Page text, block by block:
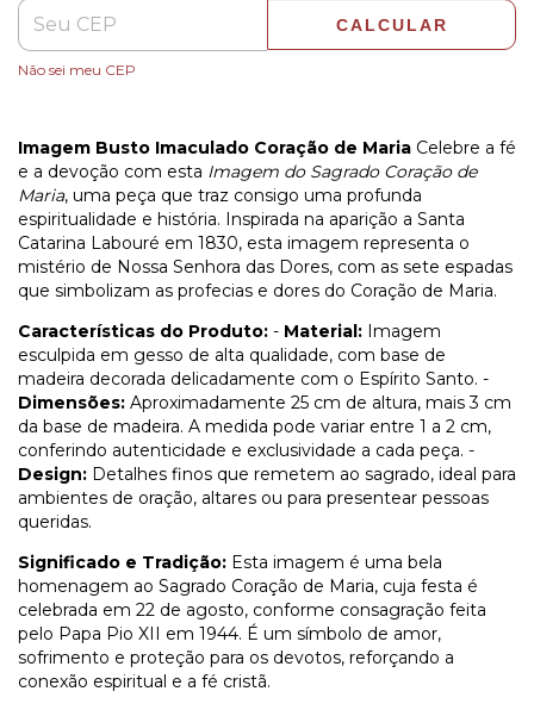
CALCULAR
Não sei meu CEP
Imagem Busto Imaculado Coração de Maria Celebre a fé
e a devoção com esta Imagem do Sagrado Coração de
Maria, uma peça que traz consigo uma profunda
espiritualidade e história. Inspirada na aparição a Santa
Catarina Labouré em 1830, esta imagem representa o
mistério de Nossa Senhora das Dores, com as sete espadas
que simbolizam as profecias e dores do Coração de Maria.
Características do Produto: - Material: Imagem
esculpida em gesso de alta qualidade, com base de
madeira decorada delicadamente com o Espírito Santo. -
Dimensões: Aproximadamente 25 cm de altura, mais 3 cm
da base de madeira. A medida pode variar entre 1 a 2 cm,
conferindo autenticidade e exclusividade a cada peça. -
Design: Detalhes finos que remetem ao sagrado, ideal para
ambientes de oração, altares ou para presentear pessoas
queridas.
Significado e Tradição: Esta imagem é uma bela
homenagem ao Sagrado Coração de Maria, cuja festa é
celebrada em 22 de agosto, conforme consagração feita
pelo Papa Pio XII em 1944. É um símbolo de amor,
sofrimento e proteção para os devotos, reforçando a
conexão espiritual e a fé cristã.